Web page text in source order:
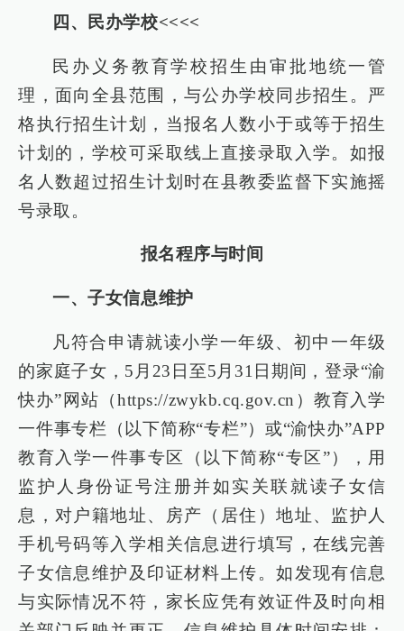
四、民办学校<<<<
民办义务教育学校招生由审批地统一管
理，面向全县范围，与公办学校同步招生。严
格执行招生计划，当报名人数小于或等于招生
计划的，学校可采取线上直接录取入学。如报
名人数超过招生计划时在县教委监督下实施摇
号录取。
报名程序与时间
一、子女信息维护
凡符合申请就读小学一年级、初中一年级
的家庭子女，5月23日至5月31日期间，登录“渝
快办”网站（https://zwykb.cq.gov.cn）教育入学
一件事专栏（以下简称“专栏”）或“渝快办”APP
教育入学一件事专区（以下简称“专区”），用
监护人身份证号注册并如实关联就读子女信
息，对户籍地址、房产（居住）地址、监护人
手机号码等入学相关信息进行填写，在线完善
子女信息维护及印证材料上传。如发现有信息
与实际情况不符，家长应凭有效证件及时向相